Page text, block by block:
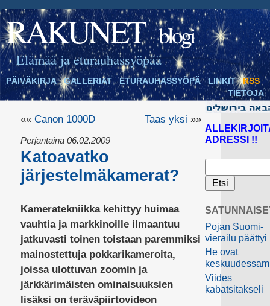
RAKUNET blogi
Elämää ja eturauhassyöpää
PÄIVÄKIRJA GALLERIAT ETURAUHASSYÖPÄ LINKIT
RSS
TIETOJA
«« Canon 1000D Taas yksi »»
Perjantaina 06.02.2009
Katoavatko
järjestelmäkamerat?
Kameratekniikka kehittyy huimaa
vauhtia ja markkinoille ilmaantuu
jatkuvasti toinen toistaan paremmiksi
mainostettuja pokkarikameroita,
joissa ulottuvan zoomin ja
järkkärimäisten ominaisuuksien
lisäksi on teräväpiirtovideon
ADRESSI !!
Pojan Suomi-
vierailu päättyi
He ovat
Viides
kabatsitakseli